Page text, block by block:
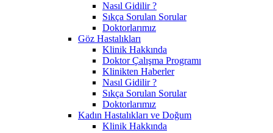
Nasıl Gidilir ?
Sıkça Sorulan Sorular
Doktorlarımız
Göz Hastalıkları
Klinik Hakkında
Doktor Çalışma Programı
Klinikten Haberler
Nasıl Gidilir ?
Sıkça Sorulan Sorular
Doktorlarımız
Kadın Hastalıkları ve Doğum
Klinik Hakkında